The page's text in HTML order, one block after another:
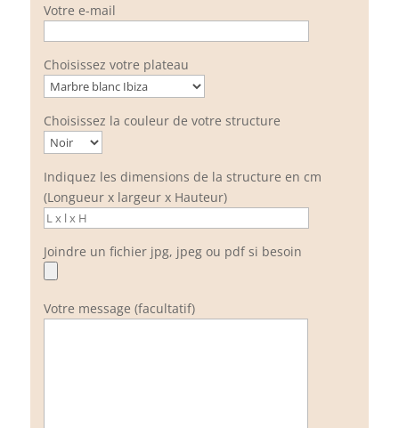
Votre e-mail
Choisissez votre plateau
Choisissez la couleur de votre structure
Indiquez les dimensions de la structure en cm
(Longueur x largeur x Hauteur)
Joindre un fichier jpg, jpeg ou pdf si besoin
Votre message (facultatif)